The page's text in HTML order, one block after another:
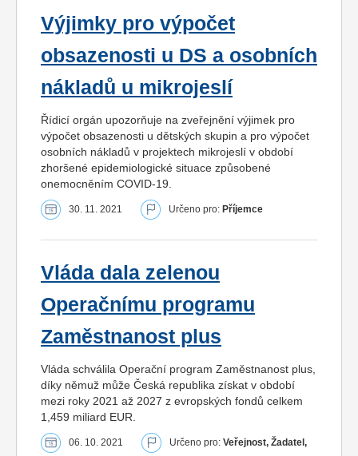
Výjimky pro výpočet
obsazenosti u DS a osobních
nákladů u mikrojeslí
Řídicí orgán upozorňuje na zveřejnění výjimek pro
výpočet obsazenosti u dětských skupin a pro výpočet
osobních nákladů v projektech mikrojeslí v období
zhoršené epidemiologické situace způsobené
onemocněním COVID-19.
30. 11. 2021 Určeno pro: Příjemce
Vláda dala zelenou
Operačnímu programu
Zaměstnanost plus
Vláda schválila Operační program Zaměstnanost plus,
díky němuž může Česká republika získat v období
mezi roky 2021 až 2027 z evropských fondů celkem
1,459 miliard EUR.
06. 10. 2021 Určeno pro: Veřejnost, Žadatel,